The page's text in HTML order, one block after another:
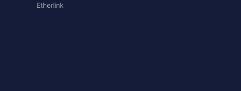
Etherlink